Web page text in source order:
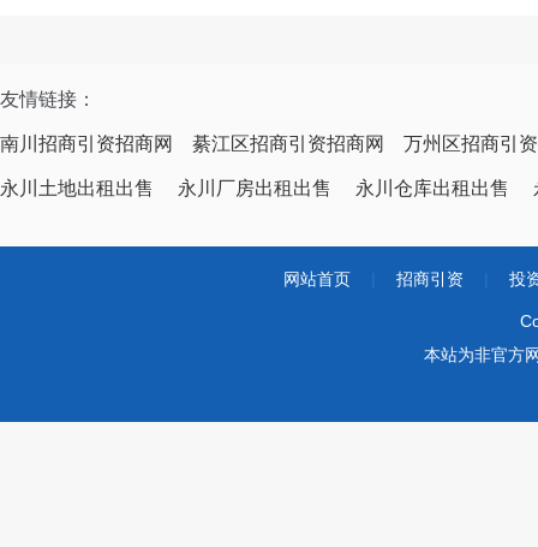
友情链接：
南川招商引资招商网 綦江区招商引资招商网 万州区招商引
永川土地出租出售 永川厂房出租出售 永川仓库出租出售
网站首页 招商引资 投
本站为非官方